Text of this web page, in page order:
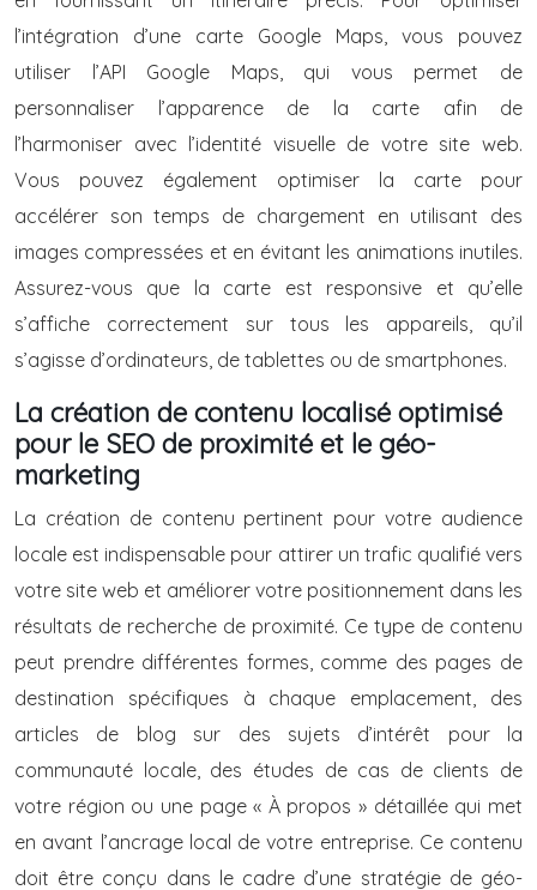
l’intégration d’une carte Google Maps, vous pouvez
utiliser l’API Google Maps, qui vous permet de
personnaliser l’apparence de la carte afin de
l’harmoniser avec l’identité visuelle de votre site web.
Vous pouvez également optimiser la carte pour
accélérer son temps de chargement en utilisant des
images compressées et en évitant les animations inutiles.
Assurez-vous que la carte est responsive et qu’elle
s’affiche correctement sur tous les appareils, qu’il
s’agisse d’ordinateurs, de tablettes ou de smartphones.
La création de contenu localisé optimisé
pour le SEO de proximité et le géo-
marketing
La création de contenu pertinent pour votre audience
locale est indispensable pour attirer un trafic qualifié vers
votre site web et améliorer votre positionnement dans les
résultats de recherche de proximité. Ce type de contenu
peut prendre différentes formes, comme des pages de
destination spécifiques à chaque emplacement, des
articles de blog sur des sujets d’intérêt pour la
communauté locale, des études de cas de clients de
votre région ou une page « À propos » détaillée qui met
en avant l’ancrage local de votre entreprise. Ce contenu
doit être conçu dans le cadre d’une stratégie de géo-